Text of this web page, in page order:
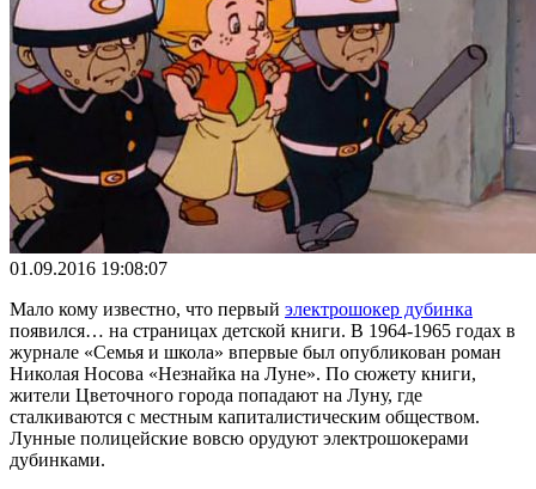
01.09.2016 19:08:07
Мало кому известно, что первый электрошокер дубинка
появился… на страницах детской книги. В 1964-1965 годах в
журнале «Семья и школа» впервые был опубликован роман
Николая Носова «Незнайка на Луне». По сюжету книги,
жители Цветочного города попадают на Луну, где
сталкиваются с местным капиталистическим обществом.
Лунные полицейские вовсю орудуют электрошокерами
дубинками.